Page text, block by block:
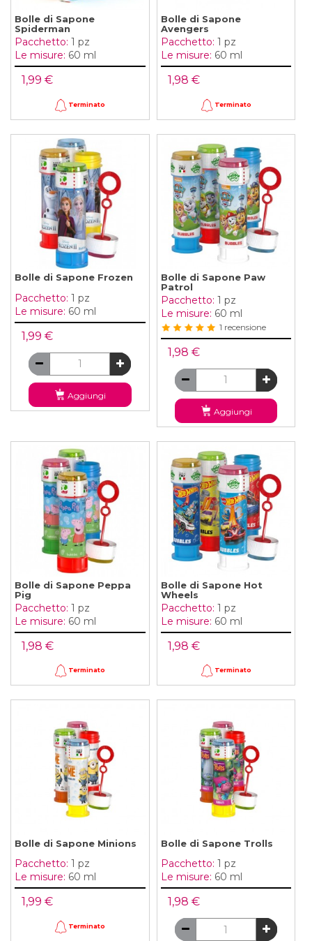
Bolle di Sapone
Spiderman
Pacchetto: 1 pz
Le misure: 60 ml
1,99 €
Terminato
Bolle di Sapone
Avengers
Pacchetto: 1 pz
Le misure: 60 ml
1,98 €
Terminato
Bolle di Sapone Frozen
Pacchetto: 1 pz
Le misure: 60 ml
1,99 €
Aggiungi
Bolle di Sapone Paw
Patrol
Pacchetto: 1 pz
Le misure: 60 ml
1 recensione
1,98 €
Aggiungi
Bolle di Sapone Peppa
Pig
Pacchetto: 1 pz
Le misure: 60 ml
1,98 €
Terminato
Bolle di Sapone Hot
Wheels
Pacchetto: 1 pz
Le misure: 60 ml
1,98 €
Terminato
Bolle di Sapone Minions
Pacchetto: 1 pz
Le misure: 60 ml
1,99 €
Terminato
Bolle di Sapone Trolls
Pacchetto: 1 pz
Le misure: 60 ml
1,98 €